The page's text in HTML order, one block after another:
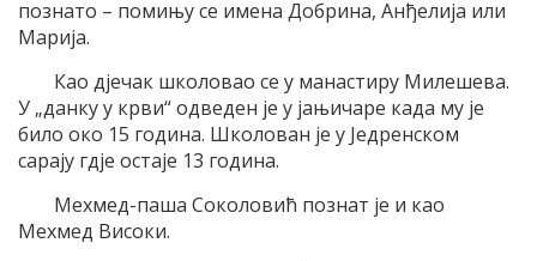
познато – помињу се имена Добрина, Анђелија или
Марија.
Као дјечак школовао се у манастиру Милешева.
У „данку у крви“ одведен је у јањичаре када му је
било око 15 година. Школован је у Једренском
сарају гдје остаје 13 година.
Мехмед-паша Соколовић познат је и као
Мехмед Високи.